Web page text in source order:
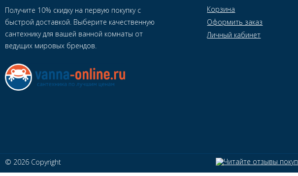
Получите 10% скидку на первую покупку с
быстрой доставкой. Выберите качественную
сантехнику для вашей ванной комнаты от
ведущих мировых брендов.
Корзина
Оформить заказ
Личный кабинет
© 2026 Copyright